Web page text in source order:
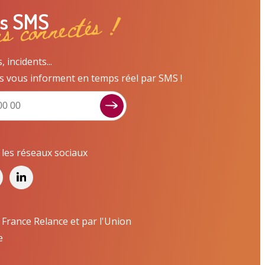
SMS
connectés !
incidents...
vous informent en temps réel par SMS !
réseaux sociaux
Relance et par l'Union
Signaler un dysfonctionnement ?
Cliquez ici pour interagir avec les services de
votre ville !